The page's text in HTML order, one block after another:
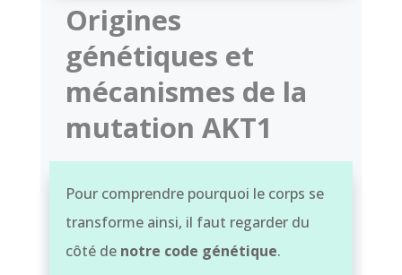
Origines
génétiques et
mécanismes de la
mutation AKT1
Pour comprendre pourquoi le corps se
transforme ainsi, il faut regarder du
côté de notre code génétique.